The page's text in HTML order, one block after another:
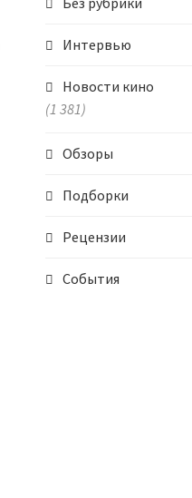
Интервью
Новости кино
(1 381)
Обзоры
Подборки
Рецензии
События